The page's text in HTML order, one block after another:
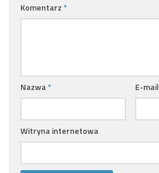
Komentarz *
Nazwa * E-mail
Witryna internetowa